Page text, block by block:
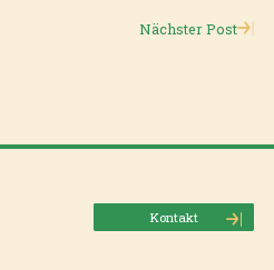
Nächster Post
Kontakt